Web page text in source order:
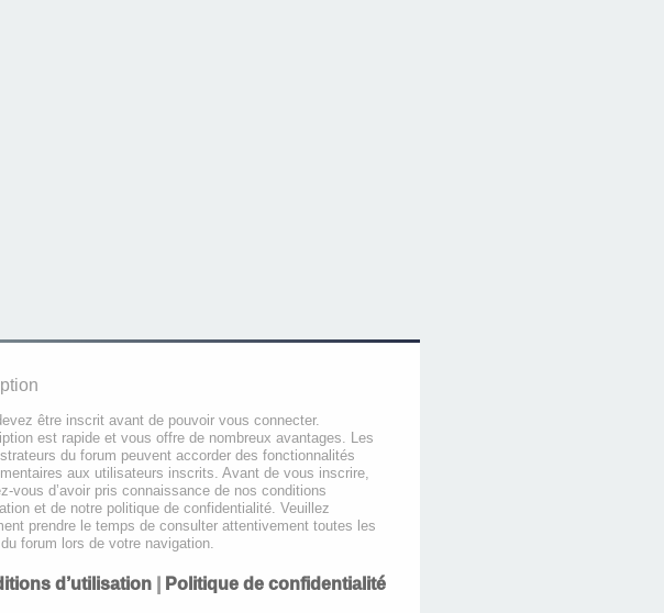
être inscrit avant de pouvoir vous connecter.
est rapide et vous offre de nombreux avantages. Les
du forum peuvent accorder des fonctionnalités
aux utilisateurs inscrits. Avant de vous inscrire,
vous d’avoir pris connaissance de nos conditions
et de notre politique de confidentialité. Veuillez
prendre le temps de consulter attentivement toutes les
forum lors de votre navigation.
d’utilisation Politique de confidentialité